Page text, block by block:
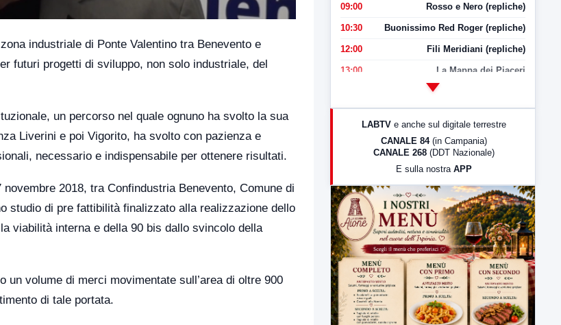
industriale di Ponte Valentino tra Benevento e
futuri progetti di sviluppo, non solo industriale, del
un percorso nel quale ognuno ha svolto la sua
Liverini e poi Vigorito, ha svolto con pazienza e
necessario e indispensabile per ottenere risultati.
2018, tra Confindustria Benevento, Comune di
studio di pre fattibilità finalizzato alla realizzazione dello
viabilità interna e della 90 bis dallo svincolo della
volume di merci movimentate sull’area di oltre 900
di tale portata.
09:00 Rosso e Nero (repliche)
10:30 Buonissimo Red Roger (repliche)
12:00 Fili Meridiani (repliche)
13:00 La Mappa dei Piaceri
LabNews (Diretta)
23:00 LabNews (replica)
LABTV e anche sul digitale terrestre
CANALE 84 (in Campania)
CANALE 268 (DDT Nazionale)
E sulla nostra APP